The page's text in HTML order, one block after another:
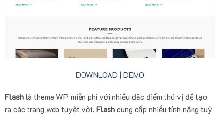
DOWNLOAD | DEMO
Flashlà theme WP miễn phí với nhiều đặc điểm thú vị để tạo
ra các trang web tuyệt vời. Flashcung cấp nhiều tính năng tuỳ